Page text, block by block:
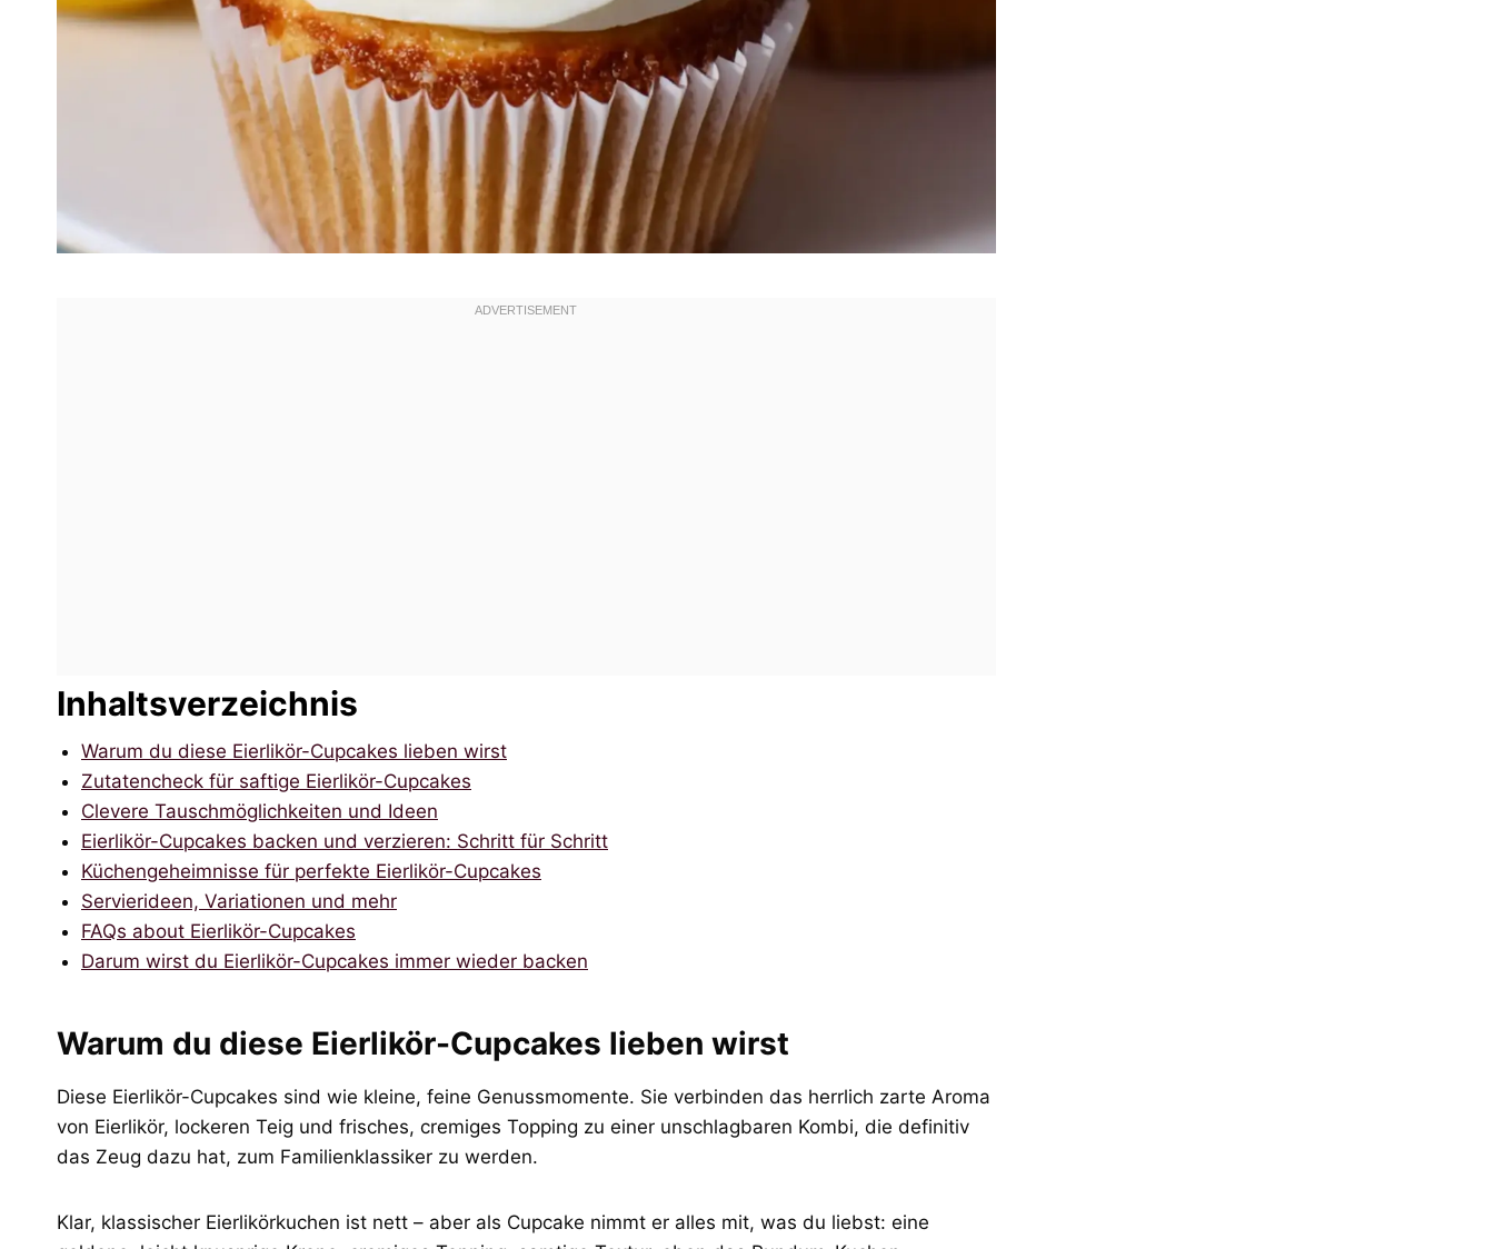
Inhaltsverzeichnis
Warum du diese Eierlikör-Cupcakes lieben wirst
Zutatencheck für saftige Eierlikör-Cupcakes
Clevere Tauschmöglichkeiten und Ideen
Eierlikör-Cupcakes backen und verzieren: Schritt für Schritt
Küchengeheimnisse für perfekte Eierlikör-Cupcakes
Servierideen, Variationen und mehr
FAQs about Eierlikör-Cupcakes
Darum wirst du Eierlikör-Cupcakes immer wieder backen
Warum du diese Eierlikör-Cupcakes lieben wirst
Diese Eierlikör-Cupcakes sind wie kleine, feine Genussmomente. Sie verbinden das herrlich zarte Aroma
von Eierlikör, lockeren Teig und frisches, cremiges Topping zu einer unschlagbaren Kombi, die definitiv
das Zeug dazu hat, zum Familienklassiker zu werden.
Klar, klassischer Eierlikörkuchen ist nett – aber als Cupcake nimmt er alles mit, was du liebst: eine